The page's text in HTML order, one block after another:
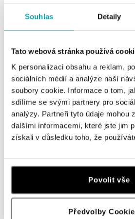
Souhlas Detaily
Tato webová stránka používá
K personalizaci obsahu a reklam,
sociálních médií a analýze naší
soubory cookie. Informace o tom,
sdílíme se svými partnery pro
analýzy. Partneři tyto údaje mohou
dalšími informacemi, které jste jim
získali v důsledku toho, že
Povolit vše
Předvolby
Ostrava
ALO diamonds OC Nový
Plzeňská 8, 150 00 Praha 5 - Smíchov
tel.: +420 603 192 388, +420 733 546 889
dnes otevřeno do 21:00
ALO diamonds OC Olympia,
dnes otevřeno od 10:00
ALO diamonds OC
tel.: +420 736 501 900, +420 739 685